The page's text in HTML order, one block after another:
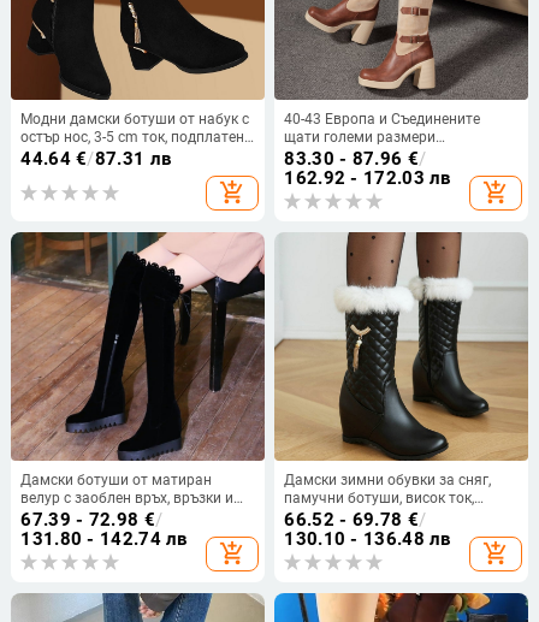
Модни дамски ботуши от набук с
остър нос, 3-5 cm ток, подплатени
с изкуствен пух, страничен цип
44.64€/87.31 лв
add_shopping_cart
40-43 Европа и Съединените
щати големи размери
трансгранични Amazon есенни и
зимни дамски ботуши,
съответстващи по цвят,
катарама на колан с висок ток и
83.30 - 87.96 €/
162.92 - 172.03 лв
add_shopping_cart
Дамски ботуши от матиран
велур с заоблен връх, връзки и
декоративно противоплъзгащо
долно покритие над коляното,
голям размер, с висок ток и цип
отстрани
67.39 - 72.98 €/
131.80 - 142.74 лв
add_shopping_cart
Дамски зимни обувки за сняг,
памучни ботуши, висок ток,
ботуши до средата на прасеца,
страничен цип, ботуши Мартин,
топли дамски ботуши,
увеличаващи вътрешната
66.52 - 69.78 €/
130.10 - 136.48 лв
add_shopping_cart